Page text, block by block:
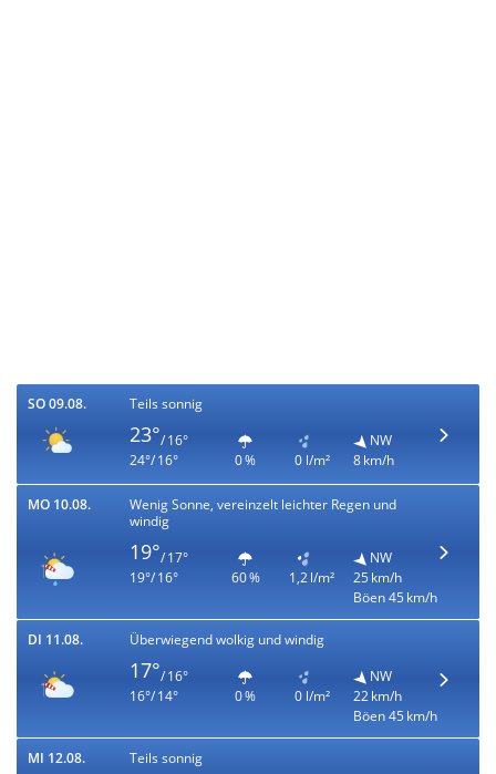
SO 09.08. Teils sonnig
23°/ 16°
24°/ 16°
0 % 0 l/m²
NW
8 km/h
MO 10.08.
Wenig Sonne, vereinzelt leichter Regen und
windig
19°/ 17°
19°/ 16°
60 % 1,2 l/m²
NW
25 km/h
Böen 45 km/h
DI 11.08. Überwiegend wolkig und windig
17°/ 16°
16°/ 14°
0 % 0 l/m²
NW
22 km/h
Böen 45 km/h
MI 12.08. Teils sonnig